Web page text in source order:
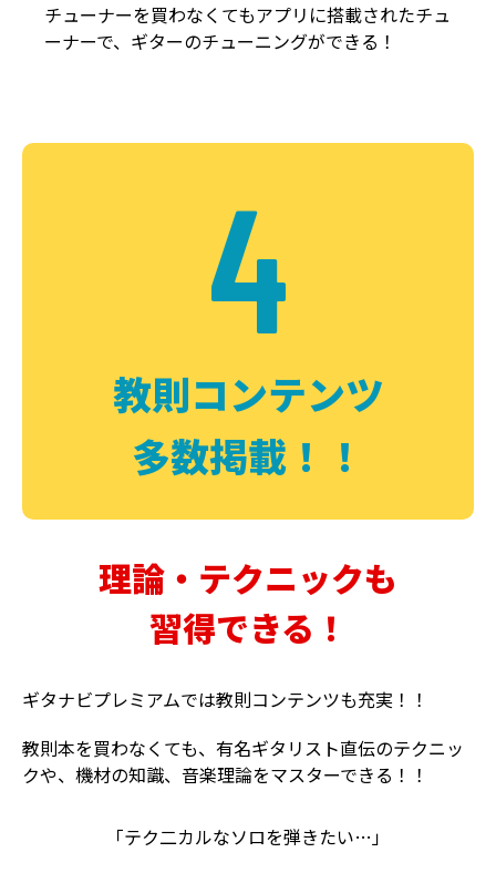
チューナーを買わなくてもアプリに搭載されたチュ
ーナーで、ギターのチューニングができる！
4
教則コンテンツ
多数掲載！！
理論・テクニックも
習得できる！
ギタナビプレミアムでは教則コンテンツも充実！！
教則本を買わなくても、有名ギタリスト直伝のテクニッ
クや、機材の知識、音楽理論をマスターできる！！
「テク二カルなソロを弾きたい…」